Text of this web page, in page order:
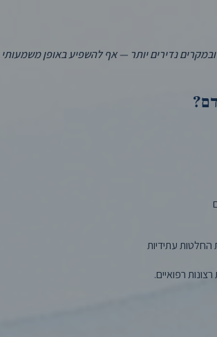
נדירים יותר — אף להשפיע באופן
עתידיות
רפואיים.